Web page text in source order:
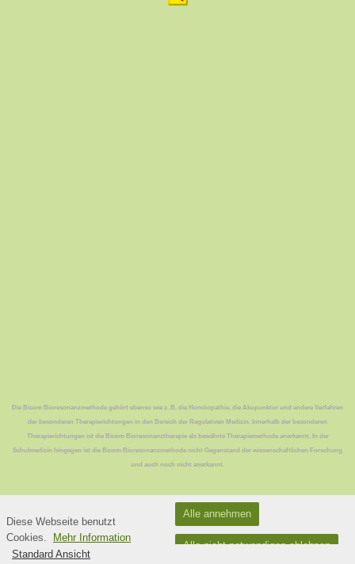
Die Bicom Bioresonanzmethode gehört ebenso wie z. B. die Homöopathie, die Akupunktur und andere Verfahren
der besonderen Therapierichtungen in den Bereich der Regulativen Medizin. Innerhalb der besonderen
Therapierichtungen ist die Bicom Bioresonanztherapie als bewährte Therapiemethode anerkannt. In der
Schulmedizin hingegen ist die Bicom Bioresonanzmethode nicht Gegenstand der wissenschaftlichen Forschung
und auch noch nicht anerkannt.
Datenschutzerklärung
Natur kann heilen...
Standard Ansicht
Diese Webseite benutzt
Cookies.
Mehr Information
Alle annehmen
Alle nicht notwendigen ablehnen